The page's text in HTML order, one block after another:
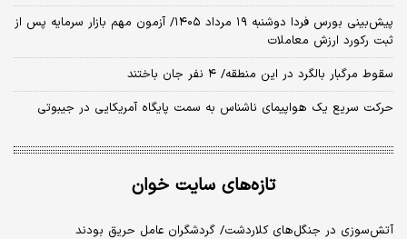
​پیش‌بینی بورس فردا دوشنبه ۱۹ مرداد ۱۴۰۵/ آزمون مهم بازار سرمایه پس از
ثبت رکورد ارزش معاملات
سقوط مرگبار بالگرد در این منطقه/ ۴ نفر جان باختند
حرکت سریع یک هواپیمای ناشناس به سمت پایگاه آمریکایی در جیبوتی
تازه‌های سایت خوان
آتش‌سوزی در جنگل‌های کلاردشت/ گردشگران عامل حریق بودند